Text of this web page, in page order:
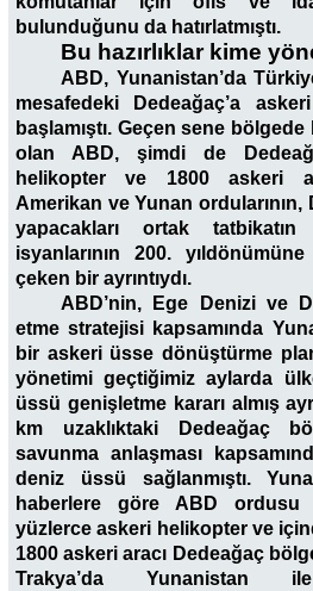
bulunduğunu da hatırlatmıştı.
Bu hazırlıklar kime
ABD, Yunanistan’da
mesafedeki Dedeağaç’a askeri
başlamıştı. Geçen sene
olan ABD, şimdi de
helikopter ve 1800 askeri
Amerikan ve Yunan ordularının,
yapacakları ortak tatbikatın
isyanlarının 200.
çeken bir ayrıntıydı.
ABD’nin, Ege Denizi ve
etme stratejisi kapsamında
bir askeri üsse dönüştürme
yönetimi geçtiğimiz aylarda
üssü genişletme kararı almış
km uzaklıktaki Dedeağaç
savunma anlaşması
deniz üssü sağlanmıştı.
haberlere göre ABD ordusu
yüzlerce askeri helikopter ve
1800 askeri aracı Dedeağaç
Trakya’da Yunanistan